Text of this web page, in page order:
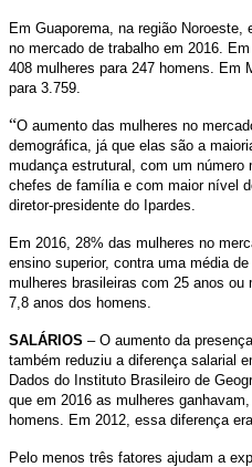
Em Guaporema, na região Noroeste,
no mercado de trabalho em 2016.
408 mulheres para 247 homens. Em
para 3.759.
“O aumento das mulheres no
demográfica, já que elas são a
mudança estrutural, com um número
chefes de família e com maior nível
diretor-presidente do Ipardes.
Em 2016, 28% das mulheres no
ensino superior, contra uma média
mulheres brasileiras com 25 anos
7,8 anos dos homens.
SALÁRIOS – O aumento da
também reduziu a diferença salarial
Dados do Instituto Brasileiro de
que em 2016 as mulheres
homens. Em 2012, essa diferença
Pelo menos três fatores ajudam a